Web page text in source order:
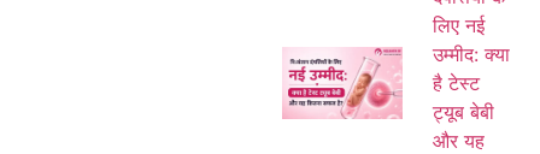
लिए नई
उम्मीद: क्या
है टेस्ट
ट्यूब बेबी
और यह